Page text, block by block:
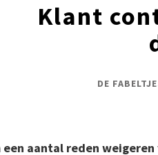
Klant
DE
een aantal reden